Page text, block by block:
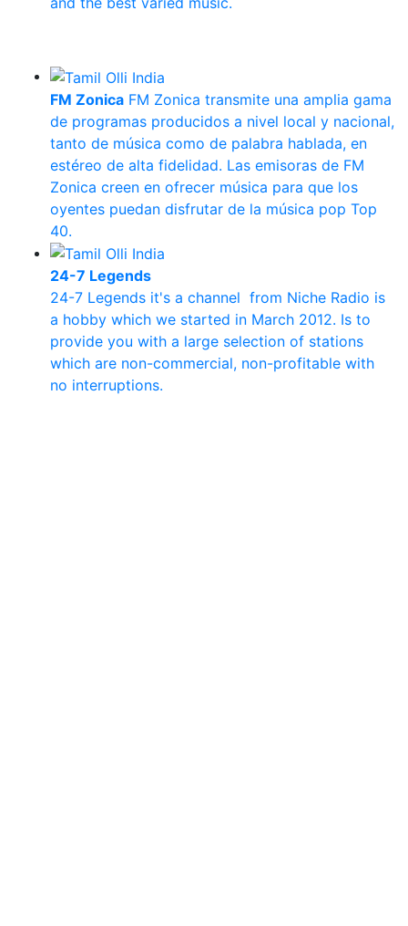
FM Zonica FM Zonica transmite una amplia gama
de programas producidos a nivel local y nacional,
tanto de música como de palabra hablada, en
estéreo de alta fidelidad. Las emisoras de FM
Zonica creen en ofrecer música para que los
oyentes puedan disfrutar de la música pop Top
40.
24-7 Legends
24-7 Legends it's a channel from Niche Radio is
a hobby which we started in March 2012. Is to
provide you with a large selection of stations
which are non-commercial, non-profitable with
no interruptions.